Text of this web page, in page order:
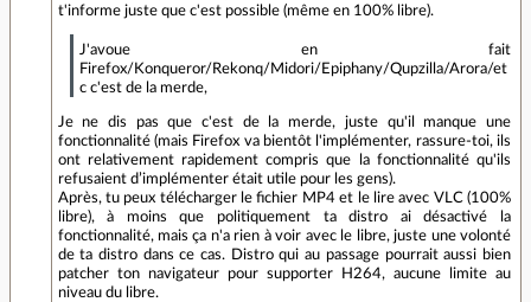
t'informe juste que c'est possible (même en 100% libre).
J'avoue en fait
Firefox/Konqueror/Rekonq/Midori/Epiphany/Qupzilla/Arora/et
c c'est de la merde,
Je ne dis pas que c'est de la merde, juste qu'il manque une
fonctionnalité (mais Firefox va bientôt l'implémenter, rassure-toi, ils
ont relativement rapidement compris que la fonctionnalité qu'ils
refusaient d’implémenter était utile pour les gens).
Après, tu peux télécharger le fichier MP4 et le lire avec VLC (100%
libre), à moins que politiquement ta distro ai désactivé la
fonctionnalité, mais ça n'a rien à voir avec le libre, juste une volonté
de ta distro dans ce cas. Distro qui au passage pourrait aussi bien
patcher ton navigateur pour supporter H264, aucune limite au
niveau du libre.